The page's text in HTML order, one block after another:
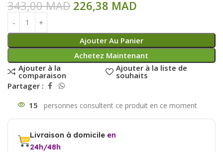
343,00MAD 226,38 MAD
Ajouter Au Panier
Achetez Maintenant
Ajouter à la
comparaison
Ajouter à la liste de
souhaits
Partager :
15
Livraison à domicile en
24h/48h